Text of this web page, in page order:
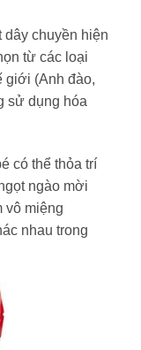
chuyền hiện
từ các loại
giới (Anh đào,
sử dụng hóa
có thể thỏa trí
ngào mời
vô miệng
nhau trong